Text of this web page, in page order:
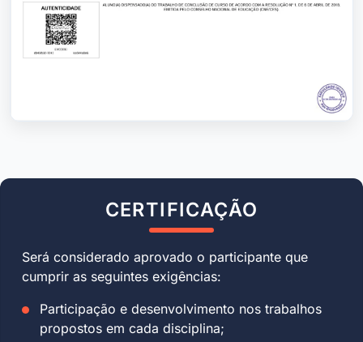
CERTIFICAÇÃO
Será considerado aprovado o participante que
cumprir as seguintes exigências:
Participação e desenvolvimento nos trabalhos
propostos em cada disciplina;